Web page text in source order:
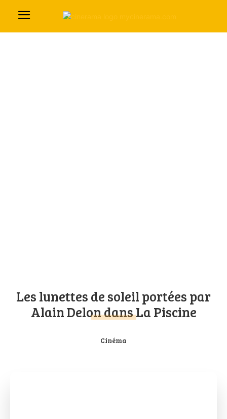
Les lunettes de soleil portées par
Alain Delon dans La Piscine
Cinéma